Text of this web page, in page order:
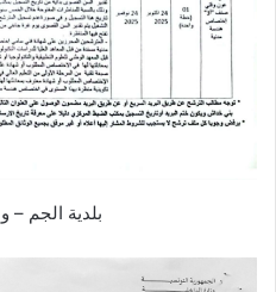
بلدية الجم –